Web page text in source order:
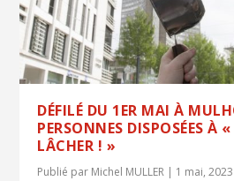
DÉFILÉ DU 1ER MAI À
PERSONNES DISPOSÉES À
LÂCHER ! »
Publié par Michel MULLER | 1 mai, 2023